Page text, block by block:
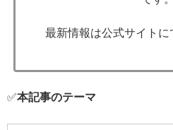
最新情報は公式サイトに
✅本記事のテーマ